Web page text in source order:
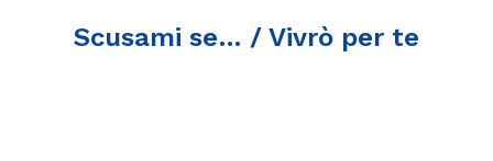
Scusami se… / Vivrò per te